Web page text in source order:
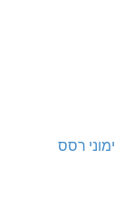
רסס